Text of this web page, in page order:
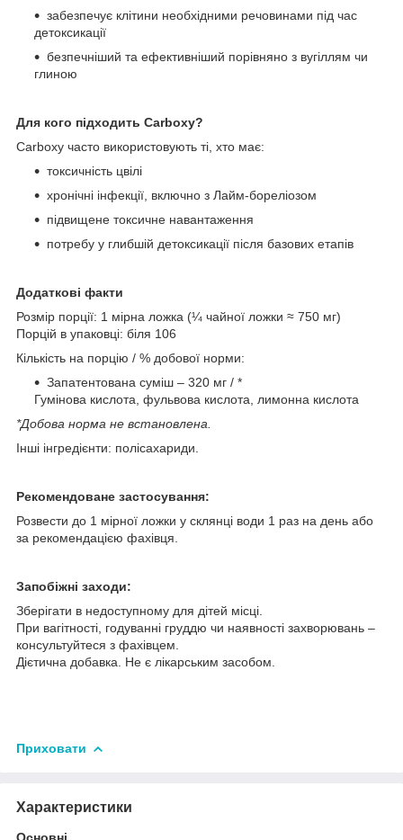
забезпечує клітини необхідними речовинами під час
детоксикації
безпечніший та ефективніший порівняно з вугіллям чи
глиною
Для кого підходить Carboxy?
Carboxy часто використовують ті, хто має:
токсичність цвілі
хронічні інфекції, включно з Лайм-бореліозом
підвищене токсичне навантаження
потребу у глибшій детоксикації після базових етапів
Додаткові факти
Розмір порції: 1 мірна ложка (¼ чайної ложки ≈ 750 мг)
Порцій в упаковці: біля 106
Кількість на порцію / % добової норми:
Запатентована суміш – 320 мг / *
Гумінова кислота, фульвова кислота, лимонна кислота
*Добова норма не встановлена.
Інші інгредієнти: полісахариди.
Рекомендоване застосування:
Розвести до 1 мірної ложки у склянці води 1 раз на день або
за рекомендацією фахівця.
Запобіжні заходи:
Зберігати в недоступному для дітей місці.
При вагітності, годуванні груддю чи наявності захворювань –
консультуйтеся з фахівцем.
Дієтична добавка. Не є лікарським засобом.
Приховати
Характеристики
Основні